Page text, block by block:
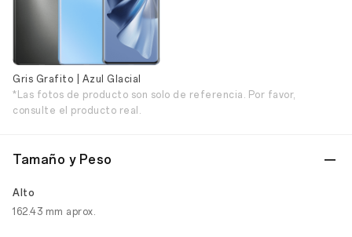
Gris Grafito | Azul Glacial
*Las fotos de producto son solo de referencia. Por favor,
consulte el producto real.
Tamaño y Peso
Alto
162.43 mm aprox.